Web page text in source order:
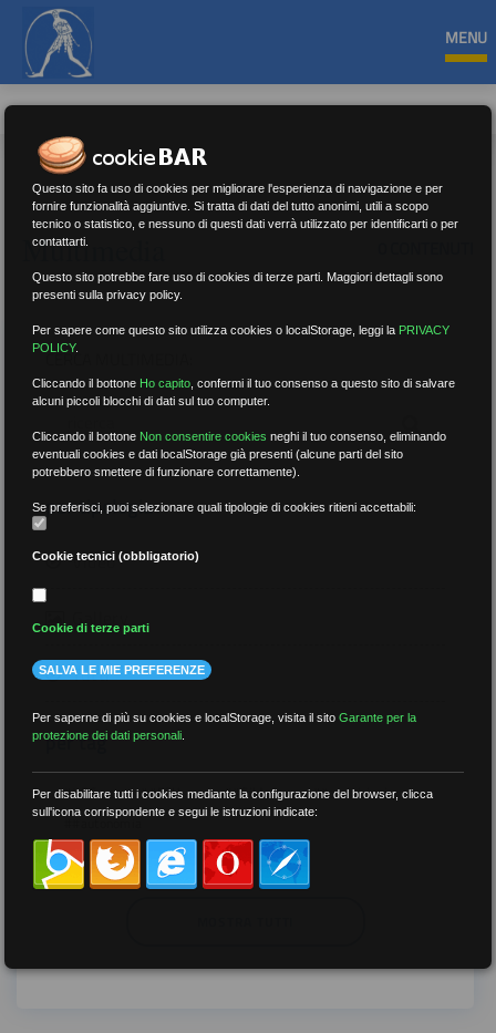
MENU
Multimedia
CERCA MULTIMEDIA:
per tipologia
Video
Gallery
Tutti
per tag
##DS ##FGU ##Gilda
##audoizioni
##autonomia
Questo sito fa uso di cookies per migliorare l'esperienza di navigazione e per
fornire funzionalità aggiuntive. Si tratta di dati del tutto anonimi, utili a scopo
tecnico o statistico, e nessuno di questi dati verrà utilizzato per identificarti o per
contattarti.
Questo sito potrebbe fare uso di cookies di terze parti. Maggiori dettagli sono
presenti sulla privacy policy.
Per sapere come questo sito utilizza cookies o localStorage, leggi la PRIVACY
POLICY.
Cliccando il bottone Ho capito,confermi il tuo consenso a questo sito di salvare
alcuni piccoli blocchi di dati sul tuo computer.
Cliccando il bottone Non consentire cookies neghi il tuo consenso, eliminando
eventuali cookies e dati localStorage già presenti (alcune parti del sito
potrebbero smettere di funzionare correttamente).
Se preferisci, puoi selezionare quali tipologie di cookies ritieni accettabili:
Cookie tecnici (obbligatorio)
Cookie di terze parti
SALVA LE MIE PREFERENZE
Per saperne di più su cookies e localStorage, visita il sitoGarante per la
protezione dei dati personali.
Per disabilitare tutti i cookies mediante la configurazione del browser, clicca
sull'icona corrispondente e segui le istruzioni indicate: